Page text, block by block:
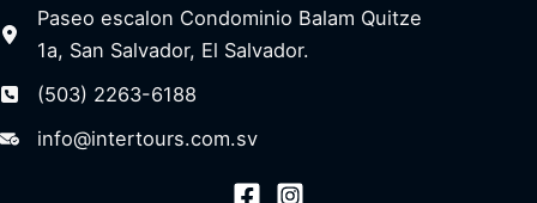
Paseo escalon Condominio Balam Quitze
1a, San Salvador, El Salvador.
(503) 2263-6188
info@intertours.com.sv